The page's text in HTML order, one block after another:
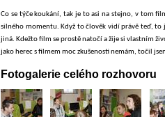
Co se týče koukání, tak je to asi na stejno, v tom
silného momentu. Když to člověk vidí právě teď, to
jiná. Kdežto film se prostě natočí a žije si vlastním
jako herec s filmem moc zkušenosti nemám, točil
Fotogalerie celého rozhovoru